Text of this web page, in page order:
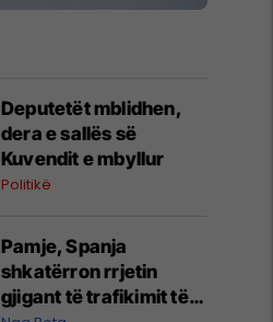
Deputetët mblidhen,
dera e sallës së
Kuvendit e mbyllur
Politikë
Pamje, Spanja
shkatërron rrjetin
gjigant të trafikimit të